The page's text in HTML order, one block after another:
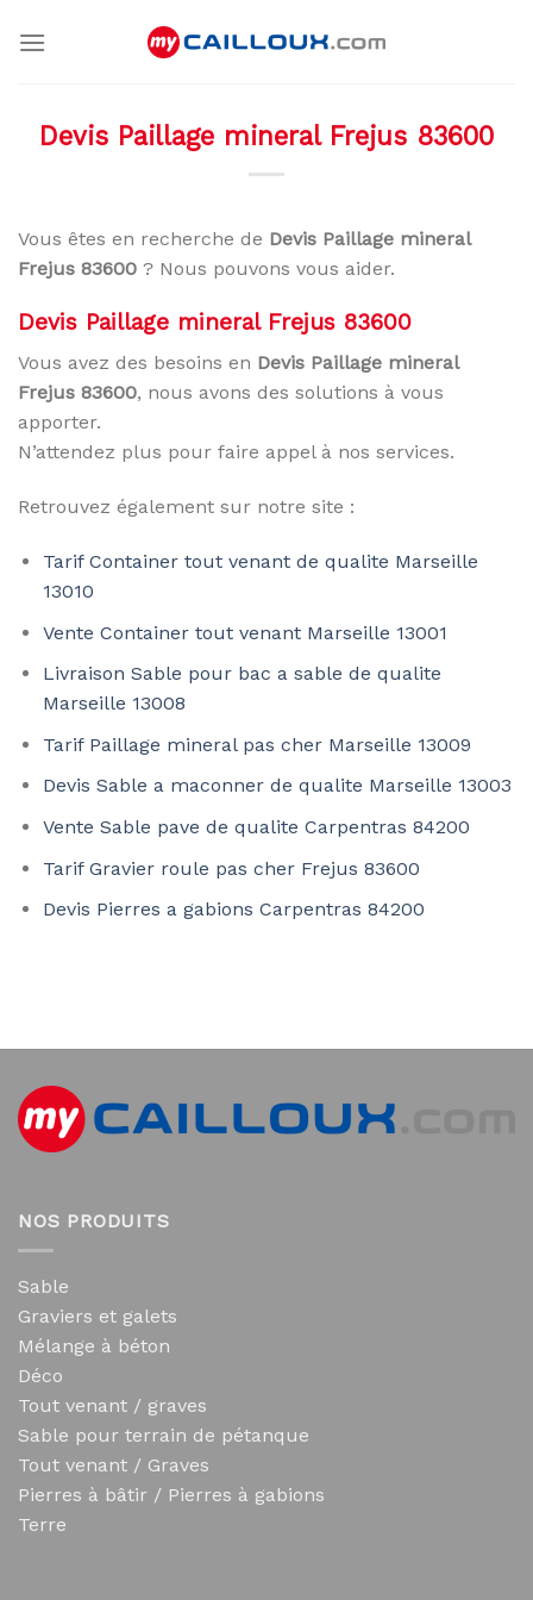
Devis Paillage mineral Frejus 83600
Vous êtes en recherche de Devis Paillage mineral
Frejus 83600 ? Nous pouvons vous aider.
Devis Paillage mineral Frejus 83600
Vous avez des besoins en Devis Paillage mineral
Frejus 83600, nous avons des solutions à vous
apporter.
N’attendez plus pour faire appel à nos services.
Retrouvez également sur notre site :
Tarif Container tout venant de qualite Marseille
13010
Vente Container tout venant Marseille 13001
Livraison Sable pour bac a sable de qualite
Marseille 13008
Tarif Paillage mineral pas cher Marseille 13009
Devis Sable a maconner de qualite Marseille 13003
Vente Sable pave de qualite Carpentras 84200
Tarif Gravier roule pas cher Frejus 83600
Devis Pierres a gabions Carpentras 84200
NOS PRODUITS
Sable
Graviers et galets
Mélange à béton
Déco
Tout venant / graves
Sable pour terrain de pétanque
Tout venant / Graves
Pierres à bâtir / Pierres à gabions
Terre